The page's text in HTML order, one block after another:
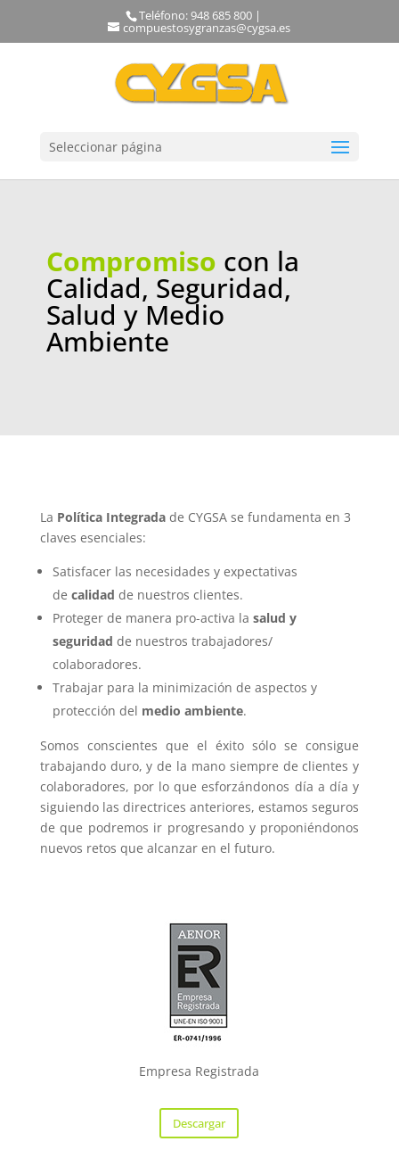
Teléfono: 948 685 800 |
compuestosygranzas@cygsa.es
Seleccionar página
Compromiso con la
Calidad, Seguridad,
Salud y Medio
Ambiente
La Política Integrada de CYGSA se fundamenta en 3
claves esenciales:
Satisfacer las necesidades y expectativas
de calidad de nuestros clientes.
Proteger de manera pro-activa la salud y
seguridad de nuestros trabajadores/
colaboradores.
Trabajar para la minimización de aspectos y
protección del medio ambiente.
Somos conscientes que el éxito sólo se consigue
trabajando duro, y de la mano siempre de clientes y
colaboradores, por lo que esforzándonos día a día y
siguiendo las directrices anteriores, estamos seguros
de que podremos ir progresando y proponiéndonos
nuevos retos que alcanzar en el futuro.
Empresa Registrada
Descargar